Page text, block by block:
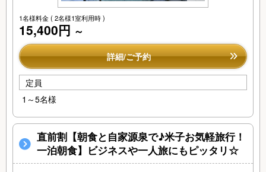
1名様料金( 2名様1室利用時 )
15,400円 ～
詳細/ご予約
定員
1～5名様
直前割【朝食と自家源泉で♪米子お気軽旅行！
一泊朝食】ビジネスや一人旅にもピッタリ☆